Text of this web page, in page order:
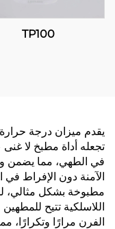
TP100
يقدم ميزان درجة حرارة
تجعله أداة مطبخ لا غنى
في الطهي، مما يضمن
الآمنة دون الإفراط
مطبوخة بشكل مثالي،
اللاسلكية تتيح
الفرن مرارًا وتكرارًا،